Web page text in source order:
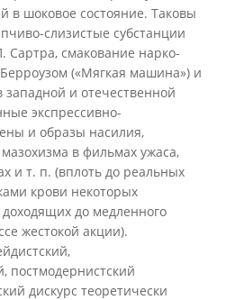
в шоковое состояние. Таковы
слизистые субстанции
смакование нарко-
(«Мягкая машина») и
западной и отечественной
экспрессивно-
и образы насилия,
в фильмах ужаса,
и т. п. (вплоть до реальных
крови некоторых
до медленного
жестокой акции).
постмодернистский
дискурс теоретически